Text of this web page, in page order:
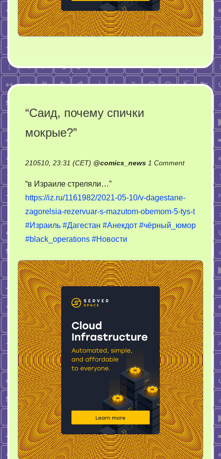
“Саид, почему спички
мокрые?”
210510, 23:31 (CET) @comics_news 1 Commenton
спички
мокрые?”
“в Израиле стреляли…”
https://iz.ru/1161982/2021-05-10/v-dagestane-
zagorelsia-rezervuar-s-mazutom-obemom-5-tys-t
#Израиль #Дагестан #Анекдот #чёрный_юмор
#black_operations #Новости